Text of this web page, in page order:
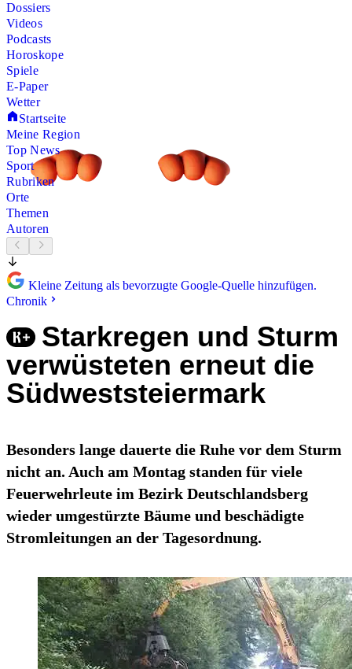
Dossiers
Videos
Podcasts
Horoskope
Spiele
E-Paper
Wetter
Startseite
Meine Region
Top News
Sport
Rubriken
Orte
Themen
Autoren
Kleine Zeitung als bevorzugte Google-Quelle hinzufügen.
Chronik
Starkregen und Sturm
verwüsteten erneut die
Südweststeiermark
Besonders lange dauerte die Ruhe vor dem Sturm
nicht an. Auch am Montag standen für viele
Feuerwehrleute im Bezirk Deutschlandsberg
wieder umgestürzte Bäume und beschädigte
Stromleitungen an der Tagesordnung.